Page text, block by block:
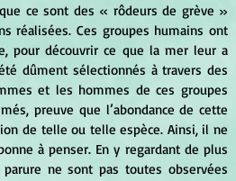
réalisées. Ces groupes humains ont
pour découvrir ce que la mer leur a
dûment sélectionnés à travers des
et les hommes de ces groupes
preuve que l’abondance de cette
de telle ou telle espèce. Ainsi, il ne
à penser. En y regardant de plus
ne sont pas toutes observées